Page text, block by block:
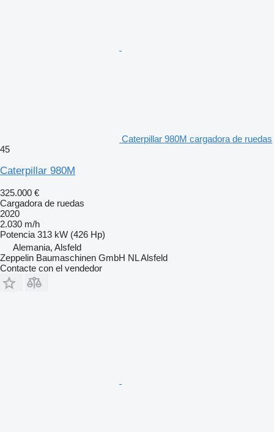
Caterpillar 980M cargadora de ruedas
45
Caterpillar 980M
325.000 €
Cargadora de ruedas
2020
2.030 m/h
Potencia 313 kW (426 Hp)
Alemania, Alsfeld
Zeppelin Baumaschinen GmbH NL Alsfeld
Contacte con el vendedor